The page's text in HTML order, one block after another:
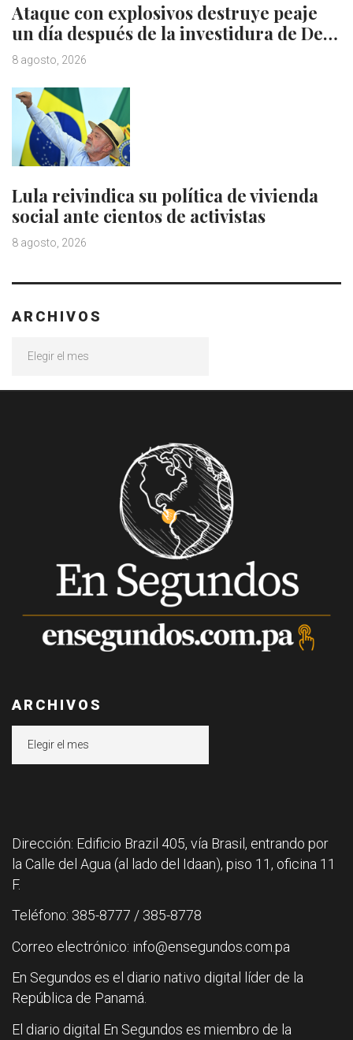
Ataque con explosivos destruye peaje
un día después de la investidura de De…
8 agosto, 2026
Lula reivindica su política de vivienda
social ante cientos de activistas
8 agosto, 2026
ARCHIVOS
ARCHIVOS
Dirección: Edificio Brazil 405, vía Brasil, entrando por
la Calle del Agua (al lado del Idaan), piso 11, oficina 11
F.
Teléfono: 385-8777 / 385-8778
Correo electrónico: info@ensegundos.com.pa
En Segundos es el diario nativo digital líder de la
República de Panamá.
El diario digital En Segundos es miembro de la